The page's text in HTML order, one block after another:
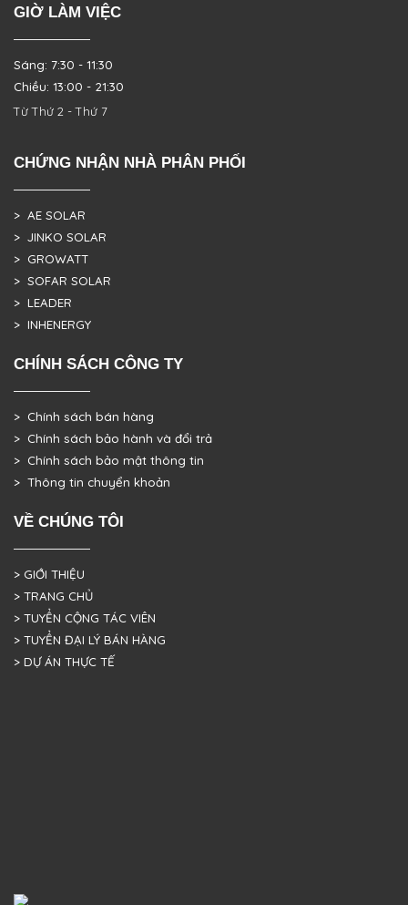
GIỜ LÀM VIỆC
Sáng: 7:30 - 11:30
Chiều: 13:00 - 21:30
Từ Thứ 2 - Thứ 7
CHỨNG NHẬN NHÀ PHÂN PHỐI
> AE SOLAR
> JINKO SOLAR
> GROWATT
> SOFAR SOLAR
> LEADER
> INHENERGY
CHÍNH SÁCH CÔNG TY
> Chính sách bán hàng
> Chính sách bảo hành và đổi trả
> Chính sách bảo mật thông tin
> Thông tin chuyển khoản
VỀ CHÚNG TÔI
> GIỚI THIỆU
> TRANG CHỦ
> TUYỂN CỘNG TÁC VIÊN
> TUYỂN ĐẠI LÝ BÁN HÀNG
> DỰ ÁN THỰC TẾ